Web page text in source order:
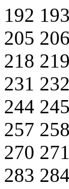
192 193
205 206
218 219
231 232
244 245
257 258
270 271
283 284